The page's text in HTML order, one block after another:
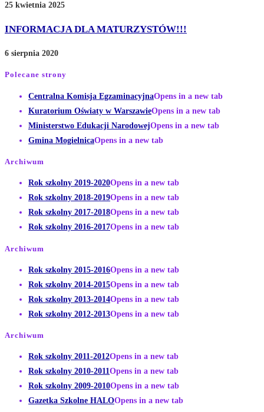
25 kwietnia 2025
INFORMACJA DLA MATURZYSTÓW!!!
6 sierpnia 2020
Polecane strony
Centralna Komisja EgzaminacyjnaOpens in a new tab
Kuratorium Oświaty w WarszawieOpens in a new tab
Ministerstwo Edukacji NarodowejOpens in a new tab
Gmina MogielnicaOpens in a new tab
Archiwum
Rok szkolny 2019-2020Opens in a new tab
Rok szkolny 2018-2019Opens in a new tab
Rok szkolny 2017-2018Opens in a new tab
Rok szkolny 2016-2017Opens in a new tab
Archiwum
Rok szkolny 2015-2016Opens in a new tab
Rok szkolny 2014-2015Opens in a new tab
Rok szkolny 2013-2014Opens in a new tab
Rok szkolny 2012-2013Opens in a new tab
Archiwum
Rok szkolny 2011-2012Opens in a new tab
Rok szkolny 2010-2011Opens in a new tab
Rok szkolny 2009-2010Opens in a new tab
Gazetka Szkolne HALOOpens in a new tab